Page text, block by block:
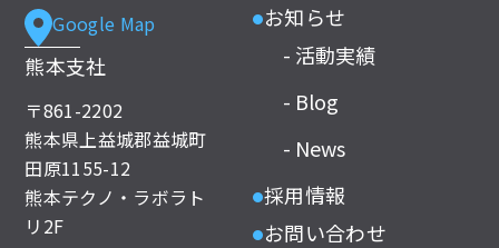
Google Map
熊本支社
〒861-2202
熊本県上益城郡益城町
田原1155-12
熊本テクノ・ラボラト
リ2F
● お知らせ
- 活動実績
- Blog
- News
●採用情報
● お問い合わせ